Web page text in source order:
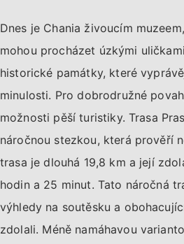
Dnes je Chania živoucím
mohou procházet úzkými
historické památky, které
minulosti. Pro dobrodružné
možnosti pěší turistiky. Trasa
náročnou stezkou, která prověří
trasa je dlouhá 19,8 km a její
hodin a 25 minut. Tato náročná
výhledy na soutěsku a
zdolali. Méně namáhavou